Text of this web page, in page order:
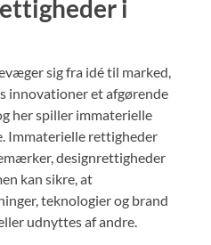
i
sig fra idé til marked,
innovationer et afgørende
her spiller immaterielle
Immaterielle rettigheder
designrettigheder
kan sikre, at
teknologier og brand
udnyttes af andre.